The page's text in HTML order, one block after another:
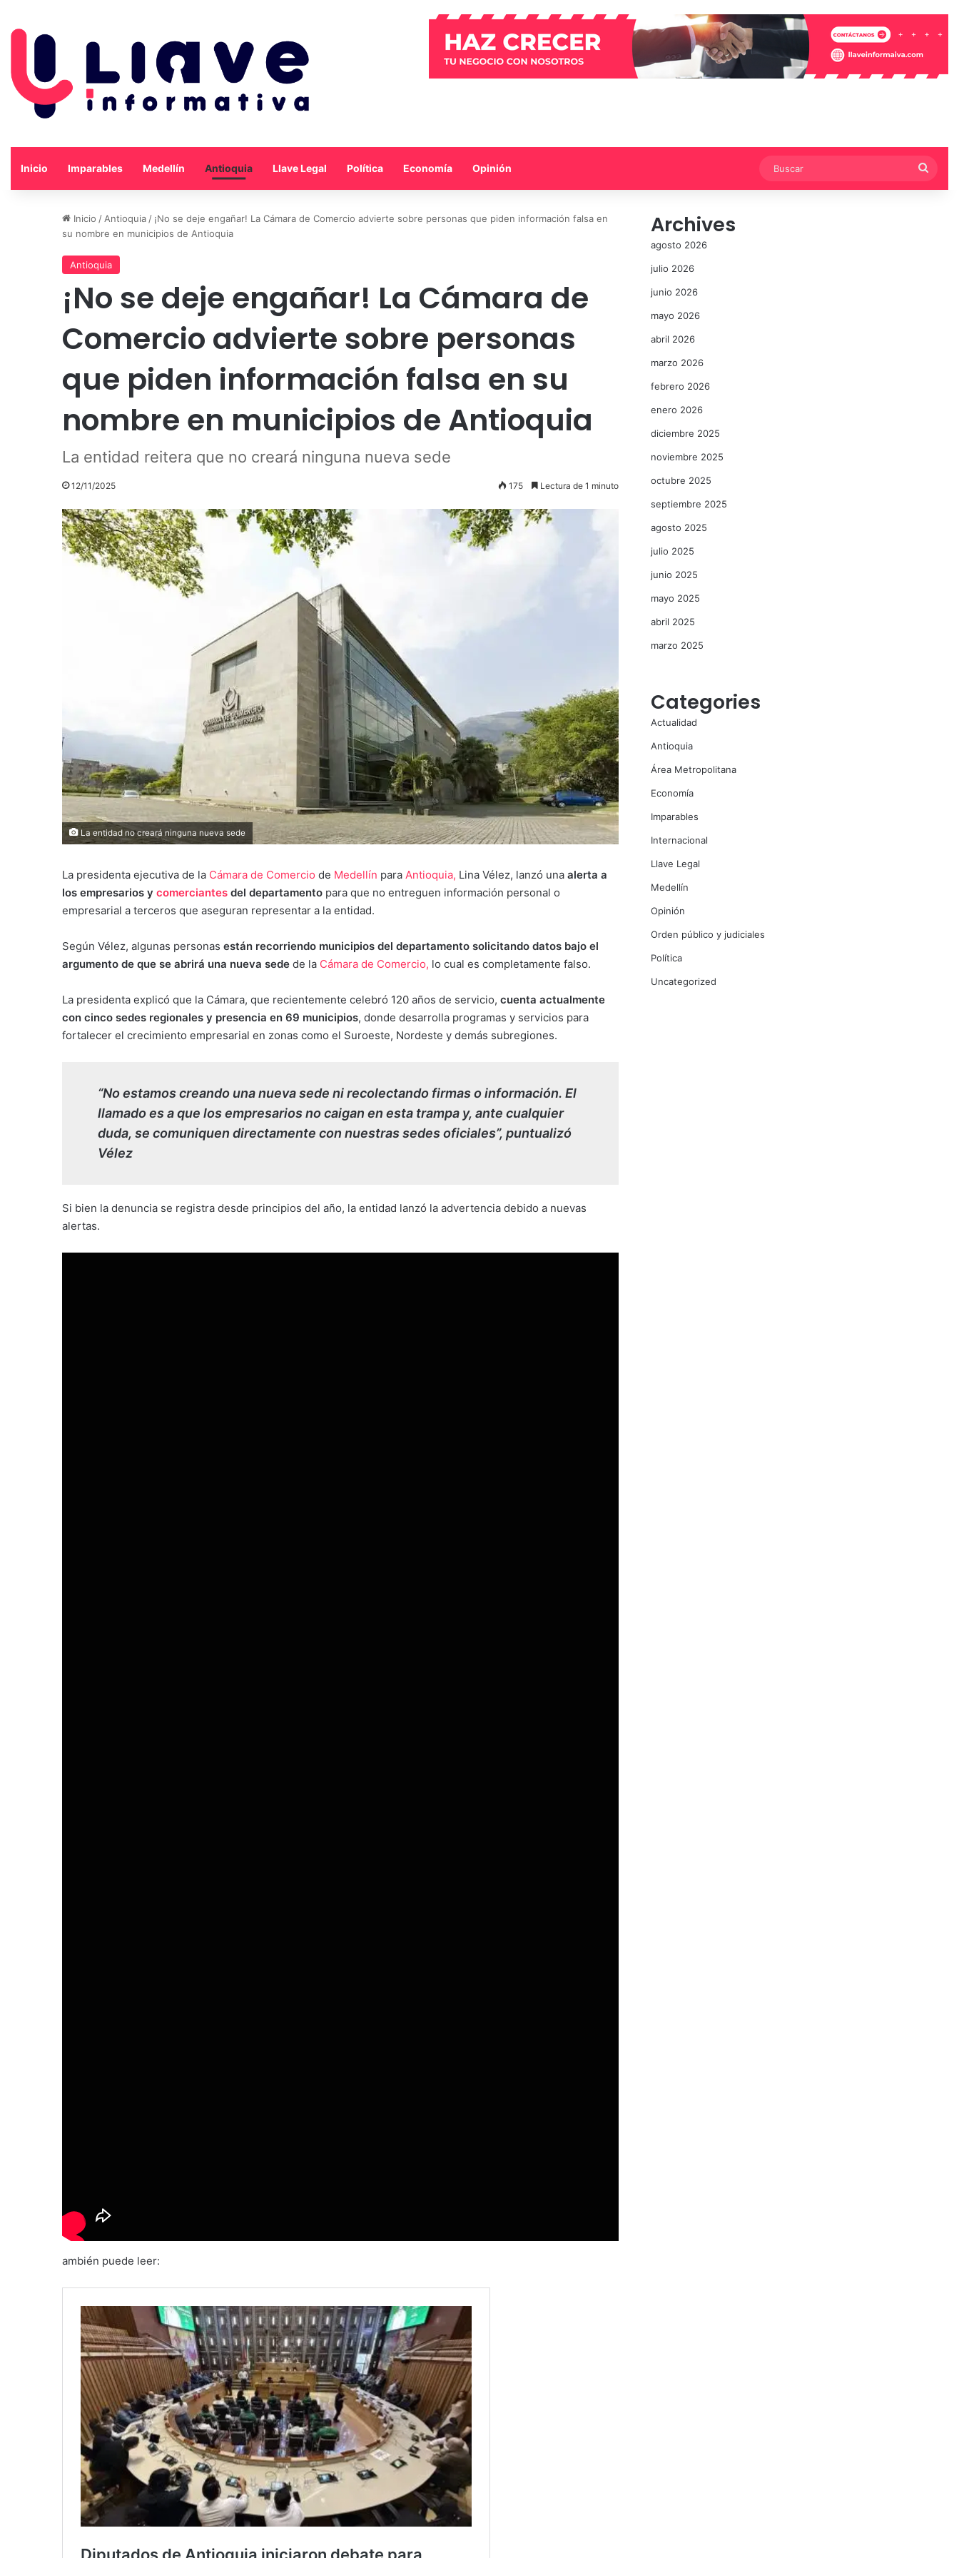
Inicio Imparables Medellín Antioquia Llave Legal Política Economía Opinión
Inicio / Antioquia / ¡No se deje engañar! La Cámara de Comercio advierte sobre personas que piden información falsa en
su nombre en municipios de Antioquia
Antioquia
¡No se deje engañar! La Cámara de
Comercio advierte sobre personas
que piden información falsa en su
nombre en municipios de Antioquia
La entidad reitera que no creará ninguna nueva sede
12/11/2025 175 Lectura de 1 minuto
La entidad no creará ninguna nueva sede
La presidenta ejecutiva de la Cámara de Comercio de Medellín para Antioquia, Lina Vélez, lanzó una alerta a
los empresarios y comerciantes del departamento para que no entreguen información personal o
empresarial a terceros que aseguran representar a la entidad.
Según Vélez, algunas personas están recorriendo municipios del departamento solicitando datos bajo el
argumento de que se abrirá una nueva sede de la Cámara de Comercio, lo cual es completamente falso.
La presidenta explicó que la Cámara, que recientemente celebró 120 años de servicio, cuenta actualmente
con cinco sedes regionales y presencia en 69 municipios, donde desarrolla programas y servicios para
fortalecer el crecimiento empresarial en zonas como el Suroeste, Nordeste y demás subregiones.
“No estamos creando una nueva sede ni recolectando firmas o información. El
llamado es a que los empresarios no caigan en esta trampa y, ante cualquier
duda, se comuniquen directamente con nuestras sedes oficiales”, puntualizó
Vélez
Si bien la denuncia se registra desde principios del año, la entidad lanzó la advertencia debido a nuevas
alertas.
ambién puede leer:
Archives
agosto 2026
julio 2026
junio 2026
mayo 2026
abril 2026
marzo 2026
febrero 2026
enero 2026
diciembre 2025
noviembre 2025
octubre 2025
septiembre 2025
agosto 2025
julio 2025
junio 2025
mayo 2025
abril 2025
marzo 2025
Categories
Actualidad
Antioquia
Área Metropolitana
Economía
Imparables
Internacional
Llave Legal
Medellín
Opinión
Orden público y judiciales
Política
Uncategorized